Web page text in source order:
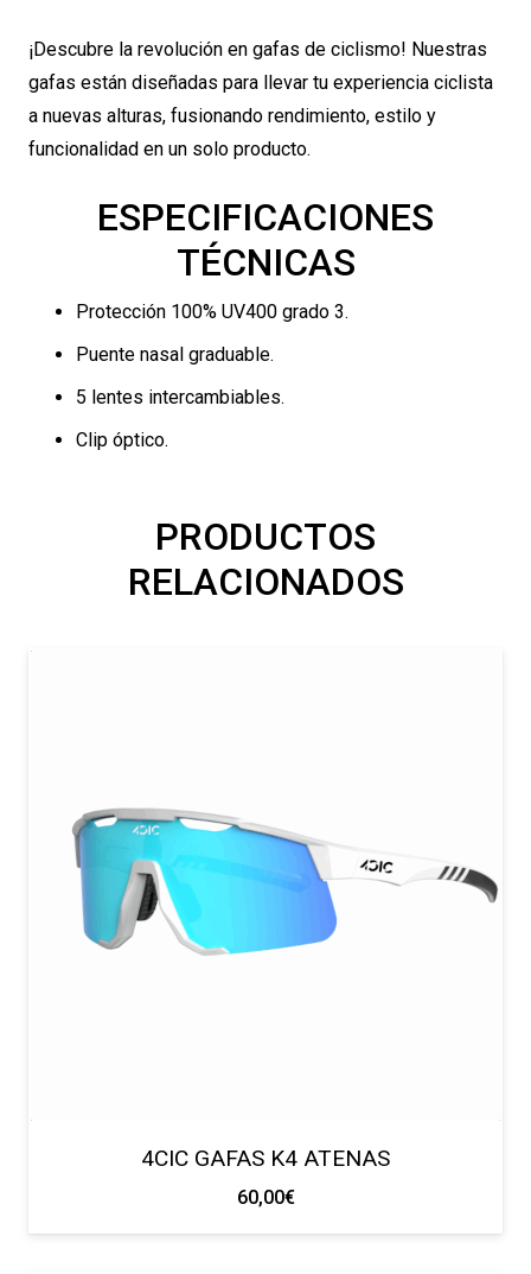
¡Descubre la revolución en gafas de ciclismo! Nuestras
gafas están diseñadas para llevar tu experiencia ciclista
a nuevas alturas, fusionando rendimiento, estilo y
funcionalidad en un solo producto.
ESPECIFICACIONES
TÉCNICAS
Protección 100% UV400 grado 3.
Puente nasal graduable.
5 lentes intercambiables.
Clip óptico.
PRODUCTOS
RELACIONADOS
4CIC GAFAS K4 ATENAS
60,00€